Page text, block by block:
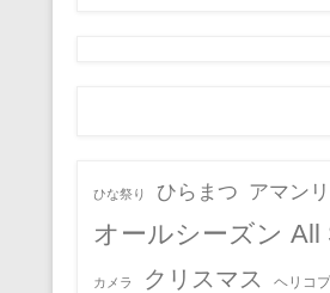
ひな祭り ひらまつ アマン
オールシーズン All
カメラ クリスマス ヘリコ